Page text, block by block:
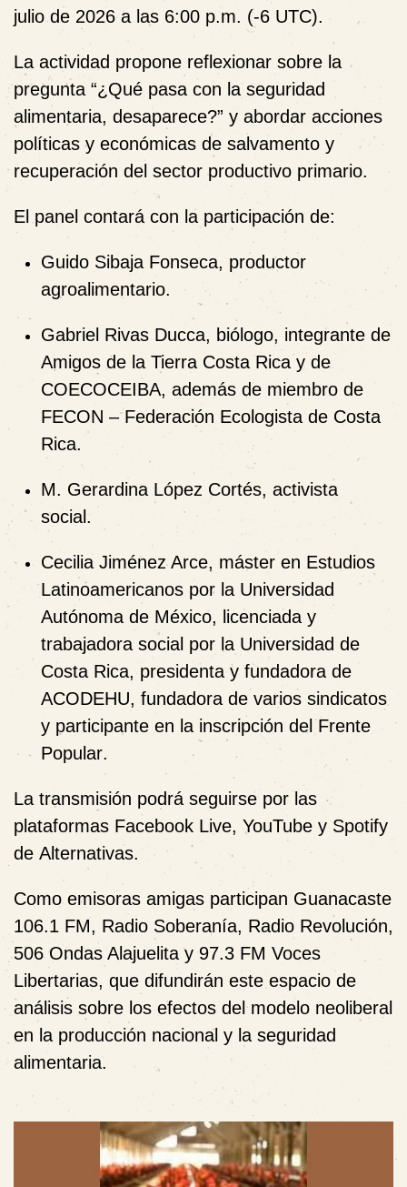
julio de 2026 a las 6:00 p.m. (-6 UTC).
La actividad propone reflexionar sobre la
pregunta “¿Qué pasa con la seguridad
alimentaria, desaparece?” y abordar acciones
políticas y económicas de salvamento y
recuperación del sector productivo primario.
El panel contará con la participación de:
Guido Sibaja Fonseca, productor
agroalimentario.
Gabriel Rivas Ducca, biólogo, integrante de
Amigos de la Tierra Costa Rica y de
COECOCEIBA, además de miembro de
FECON – Federación Ecologista de Costa
Rica.
M. Gerardina López Cortés, activista
social.
Cecilia Jiménez Arce, máster en Estudios
Latinoamericanos por la Universidad
Autónoma de México, licenciada y
trabajadora social por la Universidad de
Costa Rica, presidenta y fundadora de
ACODEHU, fundadora de varios sindicatos
y participante en la inscripción delFrente
Popular.
La transmisión podrá seguirse por las
plataformas Facebook Live, YouTube y Spotify
de Alternativas.
Como emisoras amigas participan Guanacaste
106.1 FM, Radio Soberanía, Radio Revolución,
506 Ondas Alajuelita y97.3 FM Voces
Libertarias, que difundirán este espacio de
análisis sobre los efectos del modelo neoliberal
en la producción nacional y la seguridad
alimentaria.